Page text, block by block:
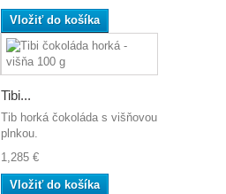
Vložiť do košíka
Tibi...
Tib horká čokoláda s višňovou
plnkou.
1,285 €
Vložiť do košíka